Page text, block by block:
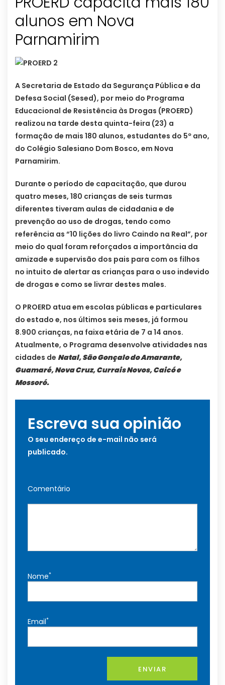
alunos em Nova
A Secretaria de Estado da Segurança Pública e da
Defesa Social (Sesed), por meio do Programa
Educacional de Resistência às Drogas (PROERD)
realizou na tarde desta quinta-feira (23) a
formação de mais 180 alunos, estudantes do 5º ano,
do Colégio Salesiano Dom Bosco, em Nova
Parnamirim.
Durante o período de capacitação, que durou
quatro meses, 180 crianças de seis turmas
diferentes tiveram aulas de cidadania e de
prevenção ao uso de drogas, tendo como
referência as “10 lições do livro Caindo na Real”, por
meio do qual foram reforçados a importância da
amizade e supervisão dos pais para com os filhos
no intuito de alertar as crianças para o uso indevido
de drogas e como se livrar destes males.
O PROERD atua em escolas públicas e particulares
do estado e, nos últimos seis meses, já formou
8.900 crianças, na faixa etária de 7 a 14 anos.
Atualmente, o Programa desenvolve atividades nas
cidades de Natal, São Gonçalo do Amarante,
Guamaré, Nova Cruz, Currais Novos, Caicó e
Mossoró.
Escreva sua opinião
O seu endereço de e-mail não será
publicado.
Comentário
Nome*
Email*
ENVIAR